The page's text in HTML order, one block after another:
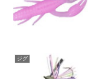
ジグ